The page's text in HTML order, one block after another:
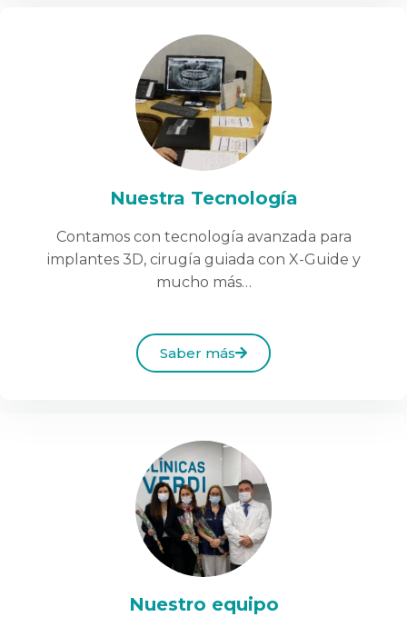
Nuestra Tecnología
Contamos con tecnología avanzada para
implantes 3D, cirugía guiada con X-Guide y
mucho más…
Saber más
Nuestro equipo